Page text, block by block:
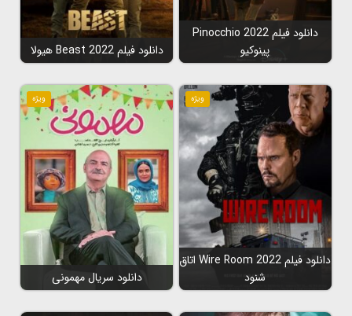
دانلود فیلم Pinocchio 2022
پینوکیو
دانلود فیلم Beast 2022 هیولا
ویژه
دانلود فیلم Wire Room 2022 اتاق
شنود
ویژه
دانلود سریال مهمونی